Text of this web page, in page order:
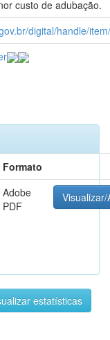
custo de adubação.
digital/handle/
Formato
Adobe
PDF
Visualizar/
estatísticas